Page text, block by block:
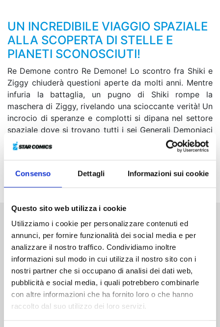
Consenso Dettagli Informazioni sui cookie
Questo sito web utilizza i cookie
Utilizziamo i cookie per personalizzare contenuti ed
annunci, per fornire funzionalità dei social media e per
analizzare il nostro traffico. Condividiamo inoltre
informazioni sul modo in cui utilizza il nostro sito con i
nostri partner che si occupano di analisi dei dati web,
pubblicità e social media, i quali potrebbero combinarle
con altre informazioni che ha fornito loro o che hanno
raccolto dal suo utilizzo dei loro servizi.
UN INCREDIBILE VIAGGIO SPAZIALE
ALLA SCOPERTA DI STELLE E
PIANETI SCONOSCIUTI!
Re Demone contro Re Demone! Lo scontro fra Shiki e
Ziggy chiuderà questioni aperte da molti anni. Mentre
infuria la battaglia, un pugno di Shiki rompe la
maschera di Ziggy, rivelando una scioccante verità! Un
incrocio di speranze e complotti si dipana nel settore
spaziale dove si trovano tutti i sei Generali Demoniaci
Galattici e dove si è radunato anche l’esercito della
Federazione Galattica... Mentre la minaccia del
destino immenso si mettono in moto!
Altri volumi della serie